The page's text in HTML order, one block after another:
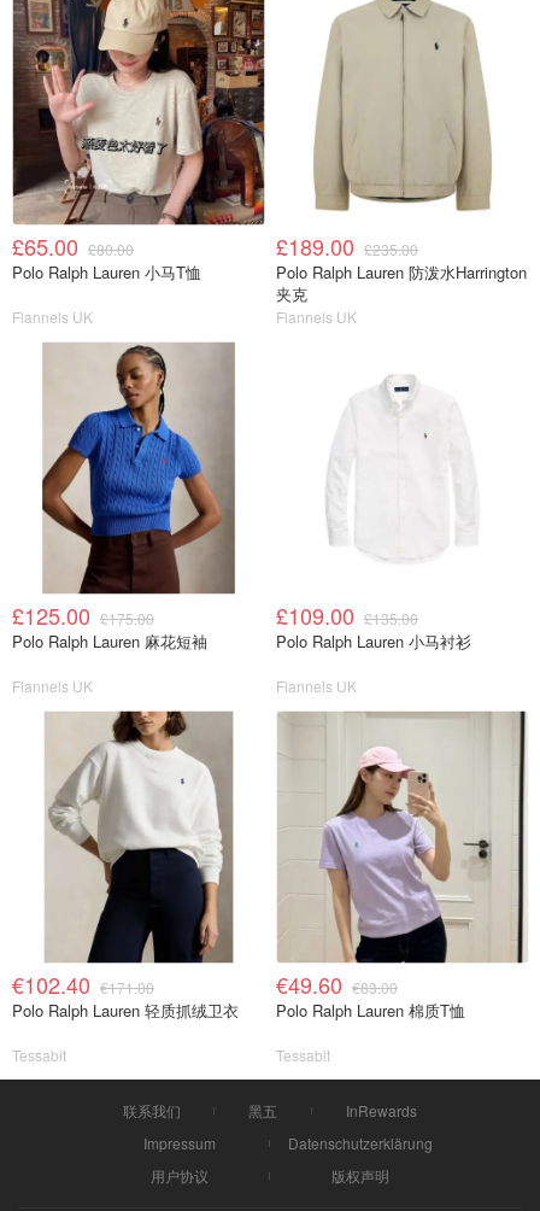
£65.00 £80.00
Polo Ralph Lauren 小马T恤
Flannels UK
£189.00 £235.00
Polo Ralph Lauren 防泼水Harrington
夹克
Flannels UK
£125.00 £175.00
Polo Ralph Lauren 麻花短袖
Flannels UK
£109.00 £135.00
Polo Ralph Lauren 小马衬衫
Flannels UK
€102.40 €171.00
Polo Ralph Lauren 轻质抓绒卫衣
Tessabit
€49.60 €83.00
Polo Ralph Lauren 棉质T恤
Tessabit
联系我们 黑五
InRewards
Impressum
Datenschutzerklärung
用户协议
版权声明